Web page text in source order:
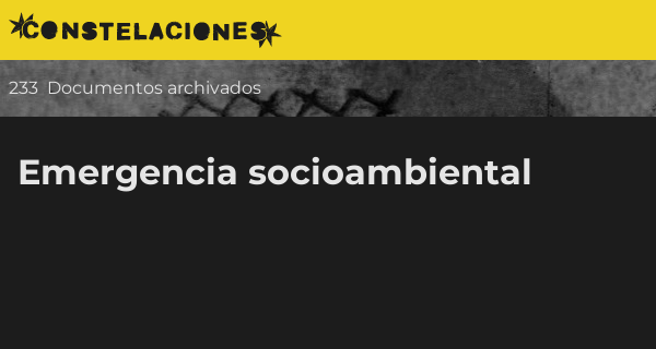
Saltar al contenido
233 Documentos archivados
Emergencia socioambiental